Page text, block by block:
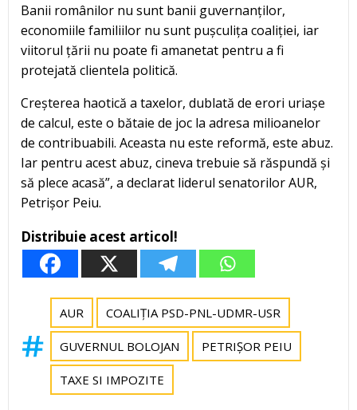
Banii românilor nu sunt banii guvernanților,
economiile familiilor nu sunt pușculița coaliției, iar
viitorul țării nu poate fi amanetat pentru a fi
protejată clientela politică.
Creșterea haotică a taxelor, dublată de erori uriașe
de calcul, este o bătaie de joc la adresa milioanelor
de contribuabili. Aceasta nu este reformă, este abuz.
Iar pentru acest abuz, cineva trebuie să răspundă și
să plece acasă”, a declarat liderul senatorilor AUR,
Petrișor Peiu.
Distribuie acest articol!
AUR COALIȚIA PSD-PNL-UDMR-USR
GUVERNUL BOLOJAN PETRIȘOR PEIU
TAXE SI IMPOZITE